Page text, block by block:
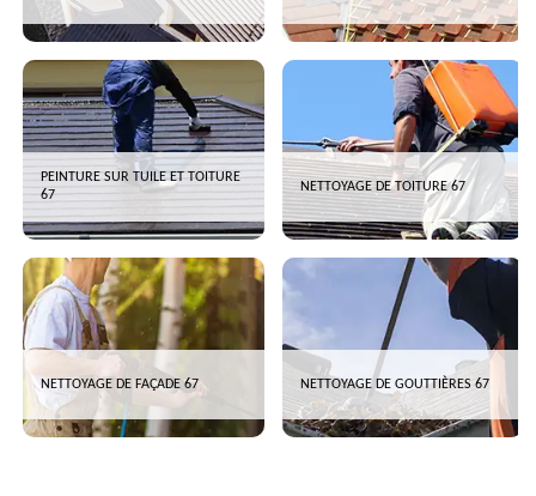
PEINTURE SUR TUILE ET TOITURE
67
NETTOYAGE DE TOITURE 67
NETTOYAGE DE FAÇADE 67 NETTOYAGE DE GOUTTIÈRES 67